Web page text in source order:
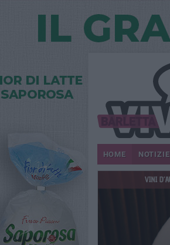
HOME NOTIZIE